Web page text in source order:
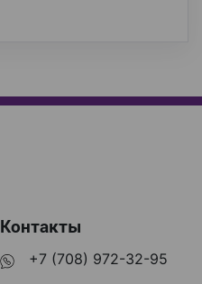
Контакты
+7 (708) 972-32-95